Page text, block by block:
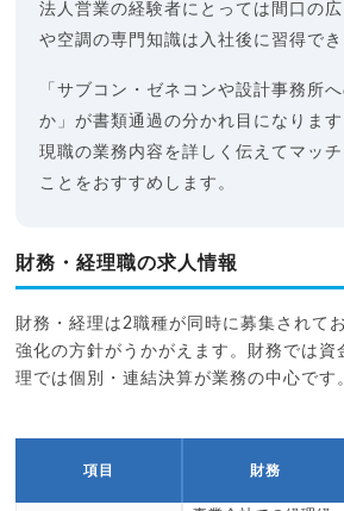
法人営業の経験者にとっては間口の
や空調の専門知識は入社後に習得でき
「サブコン・ゼネコンや設計事務所
か」が書類通過の分かれ目になりま
現職の業務内容を詳しく伝えてマッ
ことをおすすめします。
財務・経理職の求人情報
財務・経理は2職種が同時に募集されて
強化の方針がうかがえます。財務では資
理では個別・連結決算が業務の中心です
項目 財務